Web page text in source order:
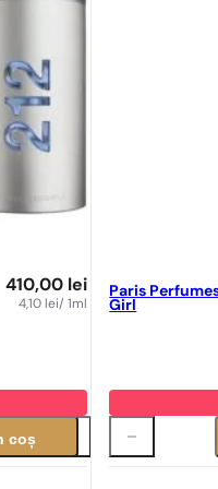
410,00 lei
4,10 lei/ 1ml
coș
Paris
Girl